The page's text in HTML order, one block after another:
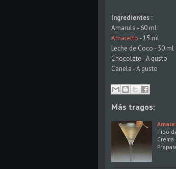
Ingredientes :
Amarula - 60 ml
Amaretto - 15 ml
Leche de Coco - 30 ml
Chocolate - A gusto
Canela - A gusto
Más tragos:
Tipo